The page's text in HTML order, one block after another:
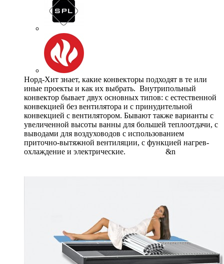
Норд-Хит знает, какие конвекторы подходят в те или
иные проекты и как их выбрать. Внутрипольный
конвектор бывает двух основных типов: с естественной
конвекцией без вентилятора и с принудительной
конвекцией с вентилятором. Бывают также варианты с
увеличенной высоты ванны для большей теплоотдачи, с
выводами для воздуховодов с использованием
приточно-вытяжной вентиляции, с функцией нагрев-
охлаждение и электрические. &n